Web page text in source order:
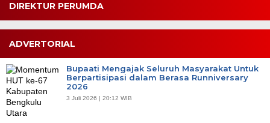
DIREKTUR PERUMDA
ADVERTORIAL
Bupaati Mengajak Seluruh Masyarakat Untuk
Berpartisipasi dalam Berasa Runniversary
2026
3 Juli 2026 | 20:12 WIB